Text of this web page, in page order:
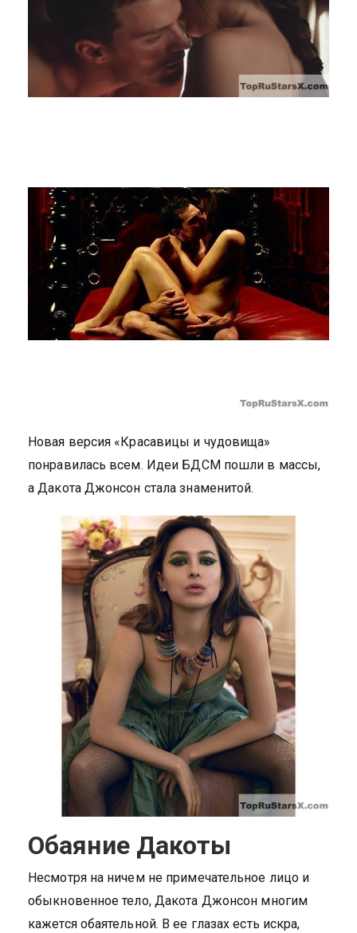
Новая версия «Красавицы и чудовища»
понравилась всем. Идеи БДСМ пошли в массы,
а Дакота Джонсон стала знаменитой.
Обаяние Дакоты
Несмотря на ничем не примечательное лицо и
обыкновенное тело, Дакота Джонсон многим
кажется обаятельной. В ее глазах есть искра,